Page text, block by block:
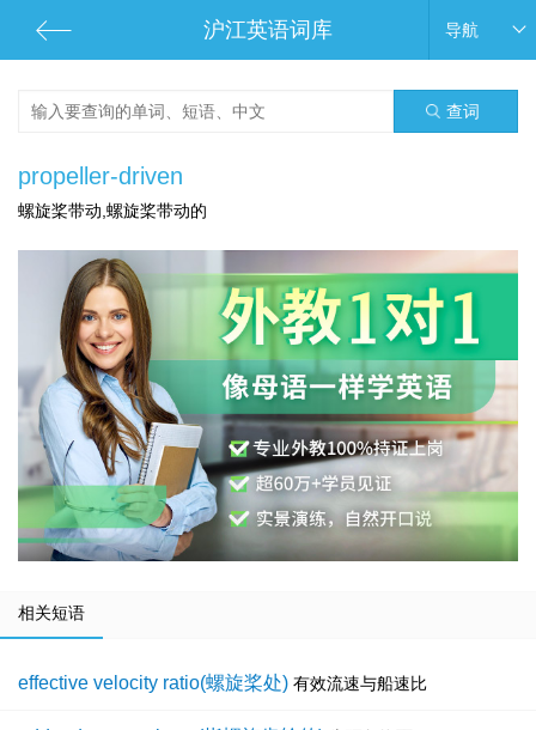
沪江英语词库 导航
查词
propeller-driven
螺旋桨带动,螺旋桨带动的
相关短语
effective velocity ratio(螺旋桨处) 有效流速与船速比